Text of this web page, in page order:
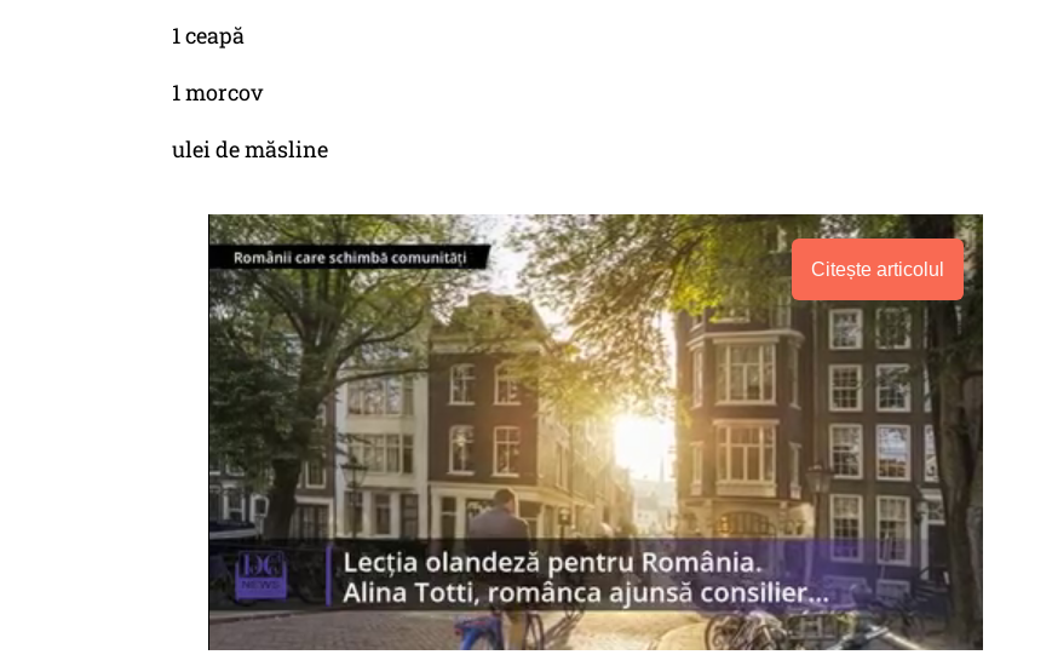
1 ceapă
1 morcov
ulei de măsline
Citește articolul